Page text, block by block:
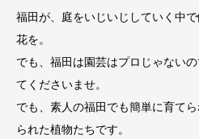
福田が、庭をいじいじしていく中
花を。
でも、福田は園芸はプロじゃない
てくださいませ。
でも、素人の福田でも簡単に育て
られた植物たちです。